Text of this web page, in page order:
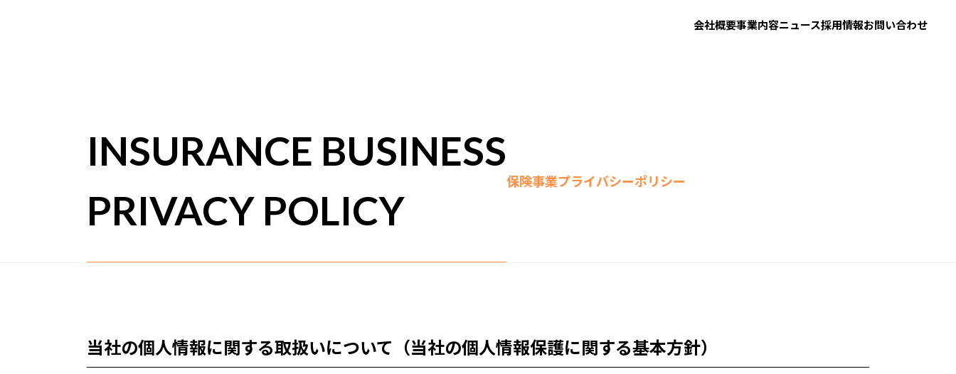
会社概要事業内容ニュース採用情報お問い合わせ
INSURANCE BUSINESS
PRIVACY POLICY
保険事業プライバシーポリシー
当社の個人情報に関する取扱いについて（当社の個人情報保護に関する基本方針）